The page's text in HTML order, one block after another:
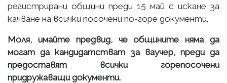
регистрирани общини преди 15 май с искане за
качване на всички посочени по-горе документи.
Моля, имайте предвид, че общините няма да
могат да кандидатстват за ваучер, преди да
предоставят всички горепосочени
придружаващи документи.